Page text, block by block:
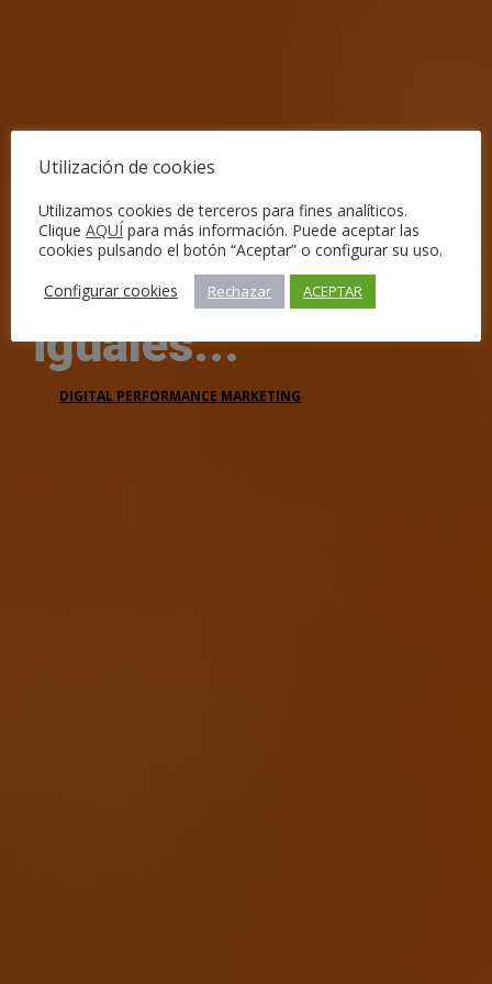
A medida, porque
no todos somos
iguales...
DIGITAL PERFORMANCE MARKETING
Utilización de cookies
Utilizamos cookies de terceros para fines analíticos.
Clique AQUÍ para más información. Puede aceptar las
cookies pulsando el botón “Aceptar” o configurar su uso.
Configurar cookies
Rechazar ACEPTAR